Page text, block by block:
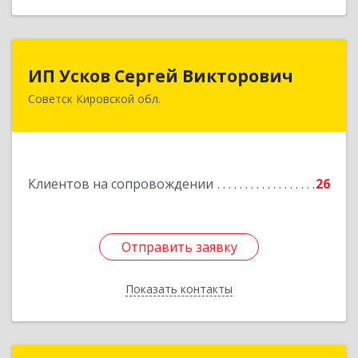
ИП Усков Сергей Викторович
Советск Кировской обл.
Клиентов на сопровождении 26
Отправить заявку
Показать контакты
ИП Усков Сергей Викторович
613340, Кировская обл, Советск г, Дружбы ул,
Отправить заявку
Назад